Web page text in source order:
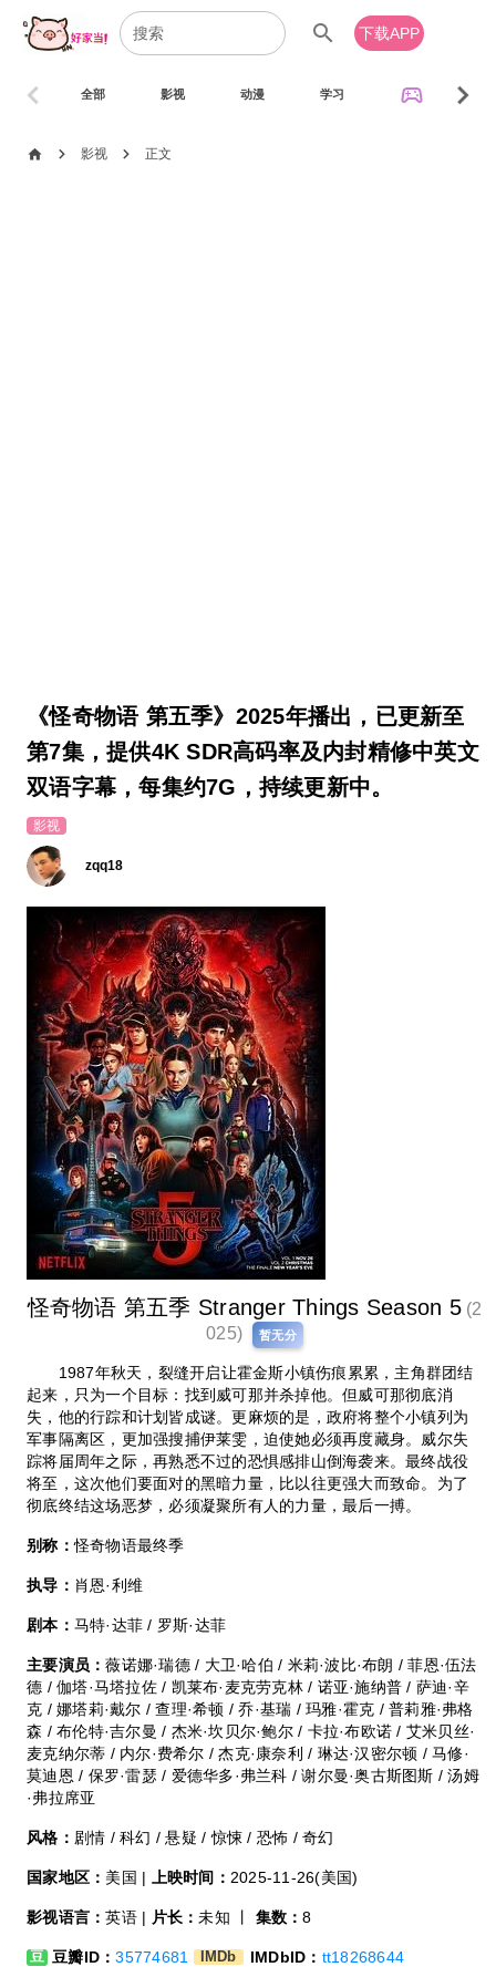
search 下载APP
全部 影视 动漫 学习 sports_esports
chevron_left chevron_right
home chevron_right 影视 chevron_right 正文
《怪奇物语 第五季》2025年播出，已更新至
第7集，提供4K SDR高码率及内封精修中英文
双语字幕，每集约7G，持续更新中。
影视
zqq18
怪奇物语 第五季 Stranger Things Season 5 (2
025)
暂无分
1987年秋天，裂缝开启让霍金斯小镇伤痕累累，主角群团结
起来，只为一个目标：找到威可那并杀掉他。但威可那彻底消
失，他的行踪和计划皆成谜。更麻烦的是，政府将整个小镇列为
军事隔离区，更加强搜捕伊莱雯，迫使她必须再度藏身。威尔失
踪将届周年之际，再熟悉不过的恐惧感排山倒海袭来。最终战役
将至，这次他们要面对的黑暗力量，比以往更强大而致命。为了
彻底终结这场恶梦，必须凝聚所有人的力量，最后一搏。
别称：怪奇物语最终季
执导： 肖恩·利维
剧本： 马特·达菲 / 罗斯·达菲
主要演员：薇诺娜·瑞德 / 大卫·哈伯 / 米莉·波比·布朗 / 菲恩·伍法
德 / 伽塔·马塔拉佐 / 凯莱布·麦克劳克林 / 诺亚·施纳普 / 萨迪·辛
克 / 娜塔莉·戴尔 / 查理·希顿 / 乔·基瑞 / 玛雅·霍克 / 普莉雅·弗格
森 / 布伦特·吉尔曼 / 杰米·坎贝尔·鲍尔 / 卡拉·布欧诺 / 艾米贝丝·
麦克纳尔蒂 / 内尔·费希尔 / 杰克·康奈利 / 琳达·汉密尔顿 / 马修·
莫迪恩 / 保罗·雷瑟 / 爱德华多·弗兰科 / 谢尔曼·奥古斯图斯 / 汤姆
·弗拉席亚
风格： 剧情 / 科幻 / 悬疑 / 惊悚 / 恐怖 / 奇幻
国家地区： 美国 | 上映时间： 2025-11-26(美国)
影视语言：英语 | 片长：未知 丨 集数：8
豆 豆瓣ID：35774681 IMDb IMDbID： tt18268644